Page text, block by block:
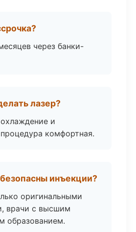
через банки-
лазер?
и
комфортная.
инъекции?
оригинальными
врачи с высшим
образованием.